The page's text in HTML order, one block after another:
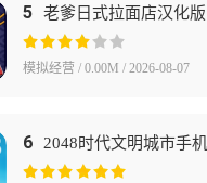
5 老爹日式拉面店汉化版
模拟经营 / 0.00M / 2026-08-07
6 2048时代文明城市手